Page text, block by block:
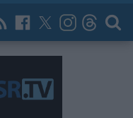
News Now Archív